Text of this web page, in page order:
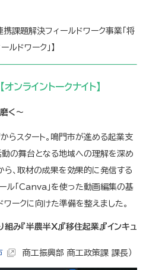
課題解決フィールドワーク事業「将
ルドワーク」】
ライントークナイト】
く～
らスタート。鳴門市が進める起業支
の舞台となる地域への理解を深め
ら、取材の成果を効果的に発信する
ール「Canva」を使った動画編集の基
ークに向けた準備を整えました。
み『半農半X』『移住起業』『インキュ
商工振興部 商工政策課 課長）